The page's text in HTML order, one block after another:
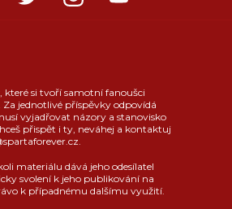
které si tvoří samotní fanoušci
jednotlivé příspěvky odpovídá
vyjadřovat názory a stanovisko
přispět i ty, neváhej a kontaktuj
materiálu dává jeho odesílatel
svolení k jeho publikování na
k případnému dalšímu využití.